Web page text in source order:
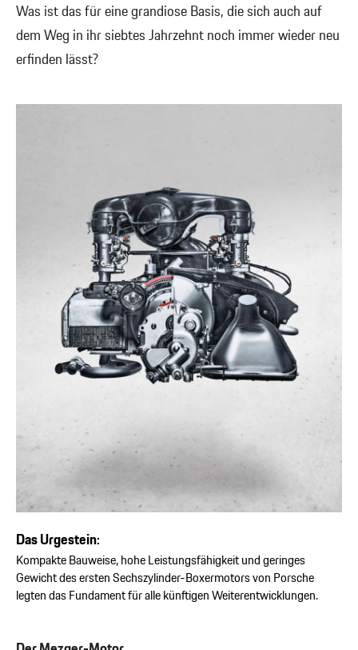
Was ist das für eine grandiose Basis, die sich auch auf
dem Weg in ihr siebtes Jahrzehnt noch immer wieder neu
erfinden lässt?
Das Urgestein:
Kompakte Bauweise, hohe Leistungsfähigkeit und geringes
Gewicht des ersten Sechszylinder-Boxermotors von Porsche
legten das Fundament für alle künftigen Weiterentwicklungen.